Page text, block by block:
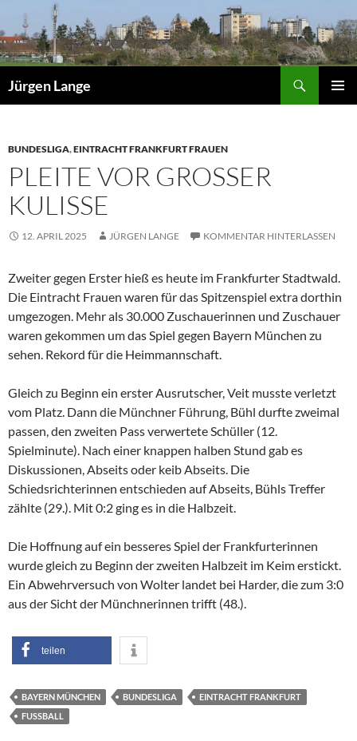
Inhalt
springen
Jürgen Lange
BUNDESLIGA,EINTRACHT FRANKFURT FRAUEN
PLEITE VOR GROSSER K
ULISSE
12. APRIL 2025 JÜRGEN LANGE KOMMENTAR HINTERLASSEN
Zweiter gegen Erster hieß es heute im Frankfurter Stadtwald.
Die Eintracht Frauen waren für das Spitzenspiel extra dorthin
umgezogen. Mehr als 30.000 Zuschauerinnen und Zuschauer
waren gekommen um das Spiel gegen Bayern München zu
sehen. Rekord für die Heimmannschaft.
Gleich zu Beginn ein erster Ausrutscher, Veit musste verletzt
vom Platz. Dann die Münchner Führung, Bühl durfte zweimal
passen, den zweiten Pass verwertete Schüller (12.
Spielminute). Nach einer knappen halben Stund gab es
Diskussionen, Abseits oder keib Abseits. Die
Schiedsrichterinnen entschieden auf Abseits, Bühls Treffer
zählte (29.). Mit 0:2 ging es in die Halbzeit.
Die Hoffnung auf ein besseres Spiel der Frankfurterinnen
wurde gleich zu Beginn der zweiten Halbzeit im Keim erstickt.
Ein Abwehrversuch von Wolter landet bei Harder, die zum 3:0
aus der Sicht der Münchnerinnen trifft (48.).
teilen
BAYERN MÜNCHEN BUNDESLIGA
EINTRACHT FRANKFURT
FUSSBALL